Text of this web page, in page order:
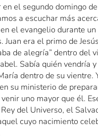
el segundo domingo
a escuchar más
el evangelio durante un
Juan era el primo de
de alegría” dentro del
Sabía quién vendría
dentro de su vientre.
su ministerio de
uno mayor que él.
Rey del Universo, el
cuyo nacimiento